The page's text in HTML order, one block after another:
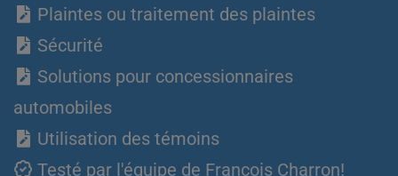
Plaintes ou traitement des plaintes
Sécurité
Solutions pour concessionnaires
automobiles
Utilisation des témoins
Testé par l'équipe de François Charron!